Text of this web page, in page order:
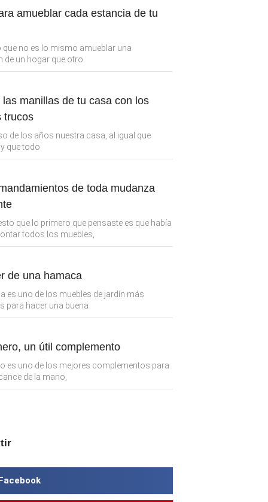
amueblar cada estancia de tu
que no es lo mismo amueblar una
de un hogar que otro.
las manillas de tu casa con los
trucos
de los años nuestra casa, al igual que
que todo
de toda mudanza
que lo primero que pensaste es que había
todos los muebles,
de una hamaca
es uno de los muebles de jardín más
para hacer una buena
un útil complemento
es uno de los mejores complementos para
de la mano,